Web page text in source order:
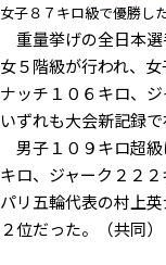
女子８７キロ級で優勝し
重量挙げの全日本選
女５階級が行われ、
ナッチ１０６キロ、
いずれも大会新記録で
男子１０９キロ超級
キロ、ジャーク２２
パリ五輪代表の村上
２位だった。（共同）